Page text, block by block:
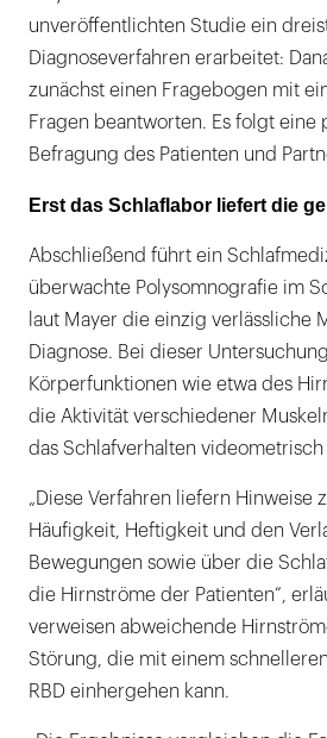
unveröffentlichten Studie ein
Diagnoseverfahren erarbeitet:
zunächst einen Fragebogen mit
Fragen beantworten. Es folgt eine
Befragung des Patienten und
Erst das Schlaflabor liefert die
Abschließend führt ein
überwachte Polysomnografie im
laut Mayer die einzig verlässliche
Diagnose. Bei dieser
Körperfunktionen wie etwa des
die Aktivität verschiedener
das Schlafverhalten
„Diese Verfahren liefern Hinweise
Häufigkeit, Heftigkeit und den
Bewegungen sowie über die
die Hirnströme der Patienten“,
verweisen abweichende
Störung, die mit einem
RBD einhergehen kann.